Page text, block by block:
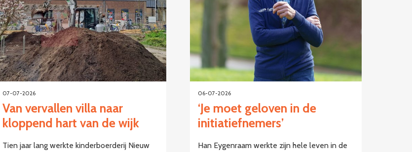
07-07-2026
Van vervallen villa naar
kloppend hart van de wijk
Tien jaar lang werkte kinderboerderij Nieuw
06-07-2026
‘Je moet geloven in de
initiatiefnemers’
Han Eygenraam werkte zijn hele leven in de